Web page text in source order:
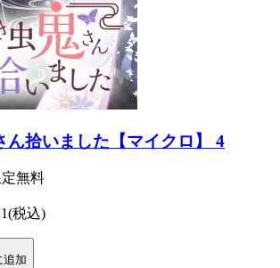
ん拾いました【マイクロ】 4
無料
(税込)
追加